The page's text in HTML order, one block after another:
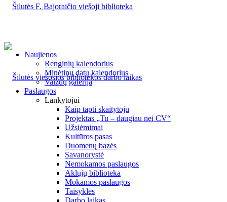
Naujienos
Renginių kalendorius
Minėtinų datų kalendorius
Vaizdų galerija
Paslaugos
Lankytojui
Kaip tapti skaitytoju
Projektas „Tu – daugiau nei CV“
Užsiėmimai
Kultūros pasas
Duomenų bazės
Savanorystė
Nemokamos paslaugos
Aklųjų biblioteka
Mokamos paslaugos
Taisyklės